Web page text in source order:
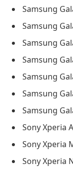
Samsung
Samsung
Samsung
Samsung
Samsung
Samsung
Samsung
Sony Xperia
Sony Xperia
Sony Xperia